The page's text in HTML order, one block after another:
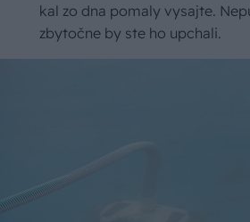
kal zo dna pomaly vysajte.
zbytočne by ste ho upchali.